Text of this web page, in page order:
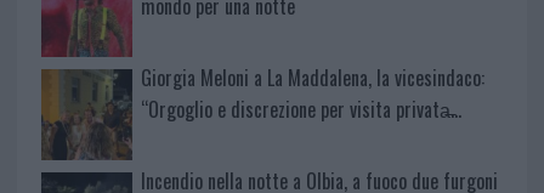
mondo per una notte
Giorgia Meloni a La Maddalena, la vicesindaco:
“Orgoglio e discrezione per visita privata̶…
Incendio nella notte a Olbia, a fuoco due furgoni